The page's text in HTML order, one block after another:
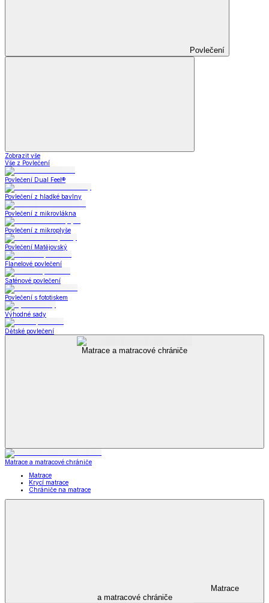
Povlečení
Zobrazit vše
Vše z Povlečení
Povlečení Dual Feel®
Povlečení z hladké bavlny
Povlečení z mikrovlákna
Povlečení z mikroplyše
Povlečení Matějovský
Flanelové povlečení
Saténové povlečení
Povlečení s fototiskem
Výhodné sady
Dětské povlečení
Matrace a matracové chrániče
Matrace a matracové chrániče
Matrace
Krycí matrace
Chrániče na matrace
Matrace
a matracové chrániče